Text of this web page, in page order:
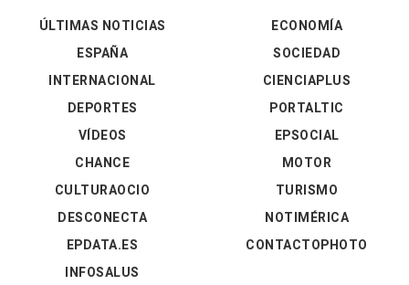
ÚLTIMAS NOTICIAS
ESPAÑA
INTERNACIONAL
DEPORTES
VÍDEOS
ECONOMÍA
SOCIEDAD
CIENCIAPLUS
PORTALTIC
EPSOCIAL
CHANCE
CULTURAOCIO
DESCONECTA
EPDATA.ES
INFOSALUS
MOTOR
TURISMO
NOTIMÉRICA
CONTACTOPHOTO